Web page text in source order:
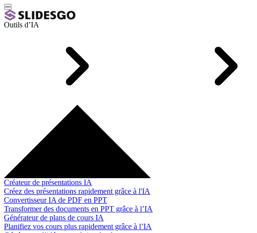
Outils d’IA
Créateur de présentations IA
Créez des présentations rapidement grâce à l'IA
Convertisseur IA de PDF en PPT
Transformer des documents en PPT grâce à l’IA
Générateur de plans de cours IA
Planifiez vos cours plus rapidement grâce à l’IA